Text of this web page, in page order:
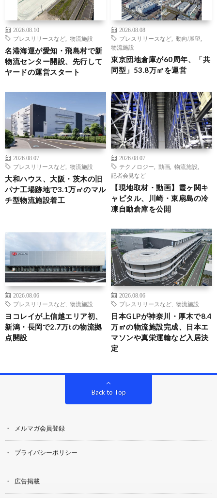
2026.08.10
プレスリリースなど
物流施設
名港海運が愛知・飛島村で新
物流センター開設、先行して
ヤードの運営スタート
2026.08.08
プレスリリースなど
動向/展望
物流施設
東京団地倉庫が60周年、「共
同型」53.8万㎡を運営
2026.08.07
プレスリリースなど
物流施設
大和ハウス、大阪・茨木の旧
パナ工場跡地で3.1万㎡のマル
チ型物流施設着工
2026.08.07
テクノロジー
動画 物流施設
記者会見など
【現地取材・動画】霞ヶ関キ
ャピタル、川崎・東扇島の冷
凍自動倉庫を公開
2026.08.06
プレスリリースなど
物流施設
ヨコレイが上信越エリア初、
新潟・長岡で2.7万tの物流拠
点開設
2026.08.06
プレスリリースなど
物流施設
日本GLPが神奈川・厚木で8.4
万㎡の物流施設完成、日本エ
マソンや真栄運輸など入居決
定
Back to Top
メルマガ会員登録
プライバシーポリシー
広告掲載